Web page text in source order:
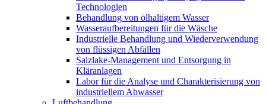
Technologien
Behandlung von ölhaltigem Wasser
Wasseraufbereitungen für die Wäsche
Industrielle Behandlung und Wiederverwendung
von flüssigen Abfällen
Salzlake-Management und Entsorgung in
Kläranlagen
Labor für die Analyse und Charakterisierung von
industriellem Abwasser